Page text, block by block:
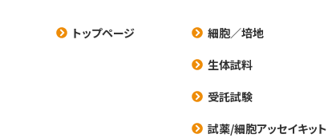
トップページ
細胞／培地
生体試料
受託試験
試薬/細胞アッセイキット